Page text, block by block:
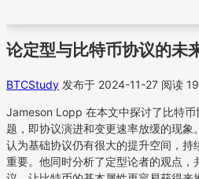
论定型与比特币协议的未
BTCStudy 发布于 2024-11-27 阅读
Jameson Lopp 在本文中探讨了比特币
题，即协议演进和变更速率放缓的现
认为基础协议仍有很大的提升空间，
重要。他同时分析了定型论者的观点